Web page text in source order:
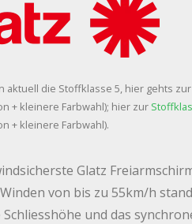
aktuell die Stoffklasse 5, hier gehts zur
+ kleinere Farbwahl); hier zur
+ kleinere Farbwahl).
Glatz
von bis zu 55km/h stand
und das